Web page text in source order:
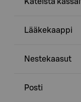
Käteistä
Lääkekaappi
Nestekaasut
Posti